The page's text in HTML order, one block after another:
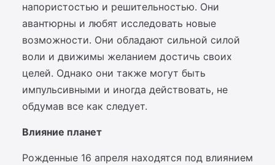
напористостью и решительностью. Они
авантюрны и любят исследовать новые
возможности. Они обладают сильной силой
воли и движимы желанием достичь своих
целей. Однако они также могут быть
импульсивными и иногда действовать, не
обдумав все как следует.
Влияние планет
Рожденные 16 апреля находятся под влиянием